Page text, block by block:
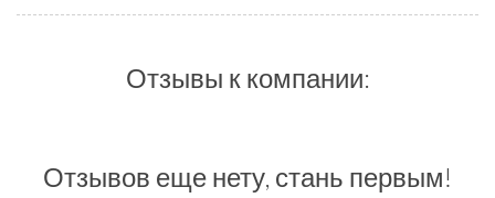
Отзывы к компании:
Отзывов еще нету, стань первым!